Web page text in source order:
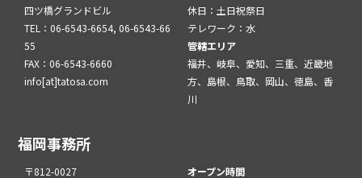
四ツ橋グランドビル
TEL：06-6543-6654, 06-6543-66
55
FAX：06-6543-6660
info[at]tatosa.com
休日：土日祝祭日
テレワーク：水
管轄エリア
福井、岐阜、愛知、三重、近畿地
方、島根、鳥取、岡山、徳島、香
川
福岡事務所
〒812-0027 オープン時間